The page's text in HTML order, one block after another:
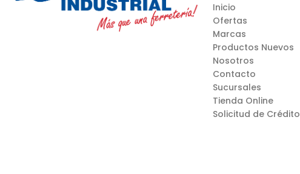
Inicio
Ofertas
Marcas
Productos Nuevos
Nosotros
Contacto
Sucursales
Tienda Online
Solicitud de Crédito